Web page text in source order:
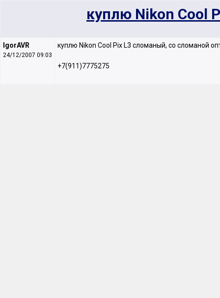
куплю Nikon Cool
IgorAVR
24/12/2007 09:03
куплю Nikon Cool Pix L3 сломаный, со сломаной
+7(911)7775275